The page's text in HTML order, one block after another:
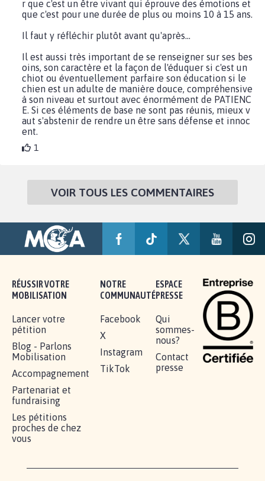
r que c'est un être vivant qui éprouve des émotions et
que c'est pour une durée de plus ou moins 10 à 15 ans.
Il faut y réfléchir plutôt avant qu'après...
Il est aussi très important de se renseigner sur ses bes
oins, son caractère et la façon de l'éduquer si c'est un
chiot ou éventuellement parfaire son éducation si le
chien est un adulte de manière douce, compréhensive
à son niveau et surtout avec énormément de PATIENC
E. Si ces éléments de base ne sont pas réunis, mieux v
aut s'abstenir de rendre un être sans défense et innoc
ent.
1
VOIR TOUS LES COMMENTAIRES
RÉUSSIR VOTRE
MOBILISATION
Lancer votre
pétition
Blog - Parlons
Mobilisation
Accompagnement
Partenariat et
fundraising
Les pétitions
proches de chez
vous
NOTRE
COMMUNAUTÉ
Facebook
X
Instagram
TikTok
ESPACE
PRESSE
Qui
sommes-
nous?
Contact
presse